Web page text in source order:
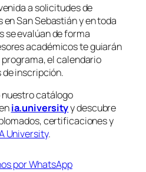
a solicitudes de
San Sebastián y en toda
se evalúan de forma
académicos te guiarán
el calendario
inscripción.
catálogo
ia.universityy descubre
certificaciones y
University.
por WhatsApp